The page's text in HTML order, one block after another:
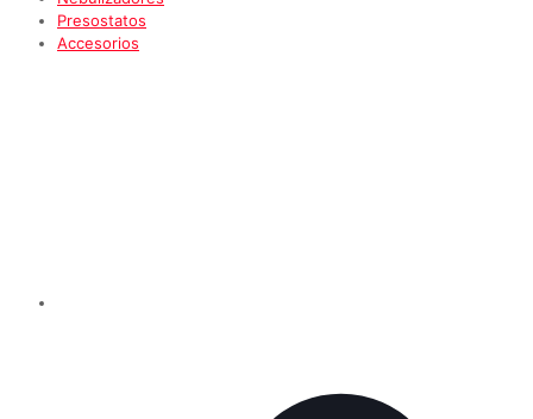
Presostatos
Accesorios